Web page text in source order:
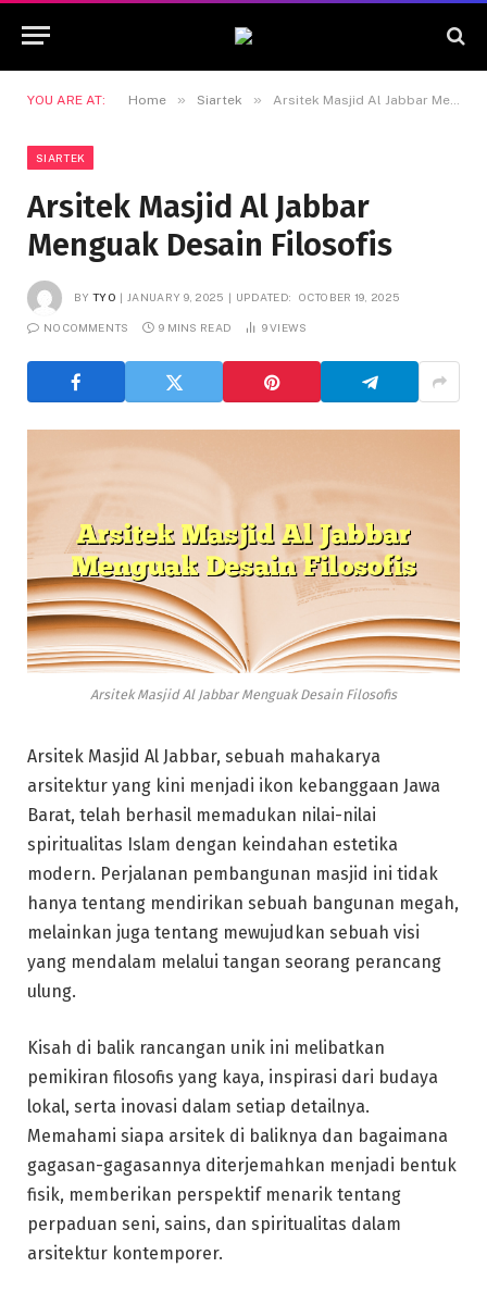
YOU ARE AT: Home » Siartek » Arsitek Masjid Al Jabbar Menguak Desain Filosofis
SIARTEK
Arsitek Masjid Al Jabbar
Menguak Desain Filosofis
BY TYO JANUARY 9, 2025 UPDATED: OCTOBER 19, 2025
NO COMMENTS 9 MINS READ 9VIEWS
Arsitek Masjid Al Jabbar Menguak Desain Filosofis
Arsitek Masjid Al Jabbar, sebuah mahakarya
arsitektur yang kini menjadi ikon kebanggaan Jawa
Barat, telah berhasil memadukan nilai-nilai
spiritualitas Islam dengan keindahan estetika
modern. Perjalanan pembangunan masjid ini tidak
hanya tentang mendirikan sebuah bangunan megah,
melainkan juga tentang mewujudkan sebuah visi
yang mendalam melalui tangan seorang perancang
ulung.
Kisah di balik rancangan unik ini melibatkan
pemikiran filosofis yang kaya, inspirasi dari budaya
lokal, serta inovasi dalam setiap detailnya.
Memahami siapa arsitek di baliknya dan bagaimana
gagasan-gagasannya diterjemahkan menjadi bentuk
fisik, memberikan perspektif menarik tentang
perpaduan seni, sains, dan spiritualitas dalam
arsitektur kontemporer.